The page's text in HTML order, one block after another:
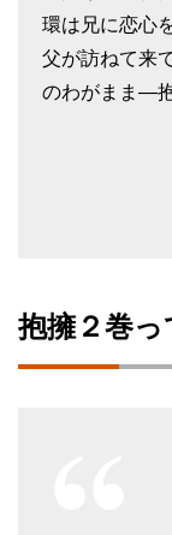
環は兄に恋心
父が訪ねて来
のわがまま―
抱擁２巻っ